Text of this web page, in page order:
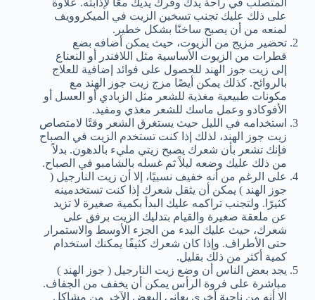
المتصلب في راحة يدك وفرك يديك معًا لإذابته. علاوة
على ذلك عليك تجنب تسخين الزيت في الميكروويف
لمنعه من أن يصبح ساخنًا بشكل خطير.
تحضير مزيج من الزيوت، حيث يمكن أضافه بضع
قطرات من الزيوت الأساسية مثل اللافندر أو النعناع
إلى زيت جوز الهند للحصول على فوائد إضافية للعلاج
بالروائح. كذلك يمكن أيضًا مزج زيت جوز الهند مع
مكونات طبيعية مغذية للشعر مثل الزبادي أو العسل أو
الأفوكادو وعمل ماسك للشعر مغذي ومفيد.
استخدامه في الليل حيث يستغرق الشعر وقتًا لامتصاص
زيت جوز الهند، لذلك إذا كنت تستخدم الزيت في الصباح
فإنك تشعر بأن شعرك يصبح زيتي مليء بالدهون. بدلاً
من ذلك عليك وضعه ليلاً ثم غسله بالشامبو في الصباح.
على الرغم من أنه خفيف نسبيًا، إلا أن زيت النارجيل (
جوز الهند ) يمكن أن يثقل شعرك إذا كنت تستخدمينه
كثيرًا. ولتجنب تراكمه عليك البدأ بكمية صغيرة لا تزيد
عن ملعقة صغيرة والقيام بتدليك الزيت برفق على
شعرك، حيث عليك البدء من الجزء الأوسط والاستمرار
حتى الأطراف. وإذا كان شعرك كثيفًا يمكنك استخدام
كمية أكثر من ذلك بقليل.
يجد بعض الناس أن وضع زيت النارجيل ( جوز الهند )
مباشرة على فروة الرأس يمكن أن يخفف من الجفاف.
إلا أنه من ناحية أخرى يعاني البعض الآخر من مشاكل